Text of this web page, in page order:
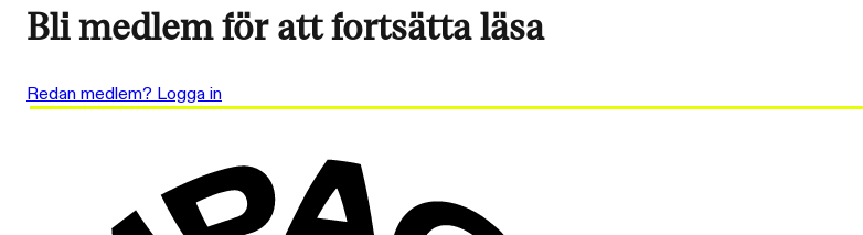
Bli medlem för att fortsätta läsa
Redan medlem? Logga in